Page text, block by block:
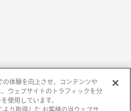
の体験を向上させ、コンテンツや
ウェブサイトのトラフィックを分
使用しています。
より取得した お客様の当ウェブサ